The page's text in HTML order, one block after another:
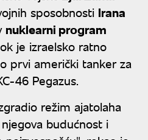
sposobnosti Irana
nuklearni program
je izraelsko ratno
prvi američki tanker za
46 Pegazus.
režim ajatolaha
budućnost i